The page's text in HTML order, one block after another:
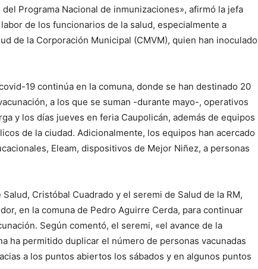
Programa Nacional de inmunizaciones», afirmó la jefa
de los funcionarios de la salud, especialmente a
de la Corporación Municipal (CMVM), quien han inoculado
19 continúa en la comuna, donde se han destinado 20
a los que se suman -durante mayo-, operativos
y los días jueves en feria Caupolicán, además de equipos
de la ciudad. Adicionalmente, los equipos han acercado
Eleam, dispositivos de Mejor Niñez, a personas
Cristóbal Cuadrado y el seremi de Salud de la RM,
en la comuna de Pedro Aguirre Cerda, para continuar
Según comentó, el seremi, «el avance de la
ha permitido duplicar el número de personas vacunadas
a los puntos abiertos los sábados y en algunos puntos